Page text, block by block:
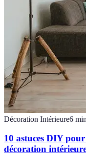
Décoration Intérieure6 min
10 astuces DIY
décoration